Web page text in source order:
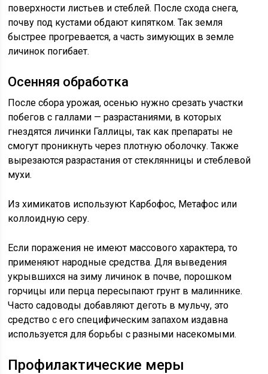
поверхности листьев и стеблей. После схода снега,
почву под кустами обдают кипятком. Так земля
быстрее прогревается, а часть зимующих в земле
личинок погибает.
Осенняя обработка
После сбора урожая, осенью нужно срезать участки
побегов с галлами — разрастаниями, в которых
гнездятся личинки Галлицы, так как препараты не
смогут проникнуть через плотную оболочку. Также
вырезаются разрастания от стеклянницы и стеблевой
мухи.
Из химикатов используют Карбофос, Метафос или
коллоидную серу.
Если поражения не имеют массового характера, то
применяют народные средства. Для выведения
укрывшихся на зиму личинок в почве, порошком
горчицы или перца пересыпают грунт в малиннике.
Часто садоводы добавляют деготь в мульчу, это
средство с его специфическим запахом издавна
используется для борьбы с разными насекомыми.
Профилактические меры